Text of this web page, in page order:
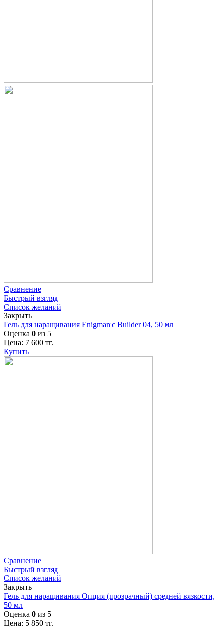
Сравнение
Быстрый взгляд
Список желаний
Закрыть
Гель для наращивания Enigmanic Builder 04, 50 мл
Оценка 0 из 5
Цена: 7 600 тг.
Купить
Сравнение
Быстрый взгляд
Список желаний
Закрыть
Гель для наращивания Опция (прозрачный) средней вязкости,
50 мл
Оценка 0 из 5
Цена: 5 850 тг.